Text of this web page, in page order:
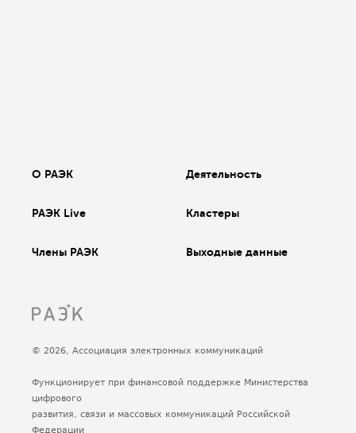
О РАЭК Деятельность
РАЭК Live Кластеры
Члены РАЭК Выходные данные
© 2026, Ассоциация электронных коммуникаций
Функционирует при финансовой поддержке Министерства
цифрового
развития, связи и массовых коммуникаций Российской
Федерации